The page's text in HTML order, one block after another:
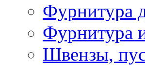
Фурнитура
Фурнитура
Швензы,